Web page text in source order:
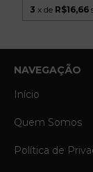
3 x de R$16,66
NAVEGAÇÃO
Início
Quem Somos
Política de